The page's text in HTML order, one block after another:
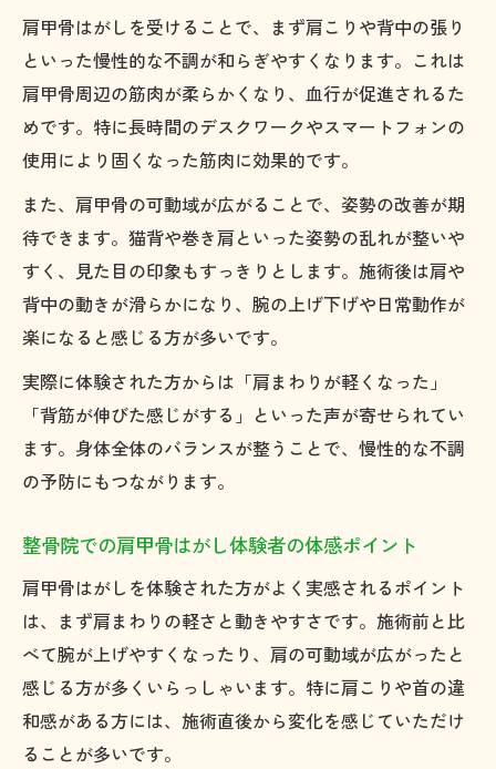
肩甲骨はがしを受けることで、まず肩こりや背中の張り
といった慢性的な不調が和らぎやすくなります。これは
肩甲骨周辺の筋肉が柔らかくなり、血行が促進されるた
めです。特に長時間のデスクワークやスマートフォンの
使用により固くなった筋肉に効果的です。
また、肩甲骨の可動域が広がることで、姿勢の改善が期
待できます。猫背や巻き肩といった姿勢の乱れが整いや
すく、見た目の印象もすっきりとします。施術後は肩や
背中の動きが滑らかになり、腕の上げ下げや日常動作が
楽になると感じる方が多いです。
実際に体験された方からは「肩まわりが軽くなった」
「背筋が伸びた感じがする」といった声が寄せられてい
ます。身体全体のバランスが整うことで、慢性的な不調
の予防にもつながります。
整骨院での肩甲骨はがし体験者の体感ポイント
肩甲骨はがしを体験された方がよく実感されるポイント
は、まず肩まわりの軽さと動きやすさです。施術前と比
べて腕が上げやすくなったり、肩の可動域が広がったと
感じる方が多くいらっしゃいます。特に肩こりや首の違
和感がある方には、施術直後から変化を感じていただけ
ることが多いです。